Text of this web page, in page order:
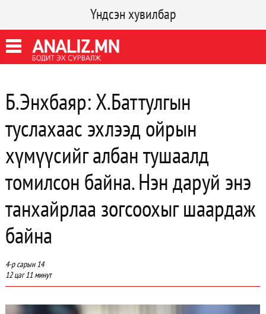
Үндсэн хувилбар
Б.Энхбаяр: Х.Баттулгын
туслахаас эхлээд ойрын
хүмүүсийг албан тушаалд
томилсон байна. Нэн даруй энэ
танхайрлаа зогсоохыг шаардаж
байна
4-р сарын 14
12 цаг 11 минут